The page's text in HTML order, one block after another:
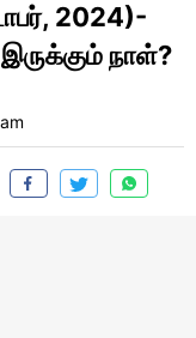
2024)-
நாள்?